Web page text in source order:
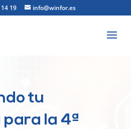
19 info@winfor.es
tu
la 4ª